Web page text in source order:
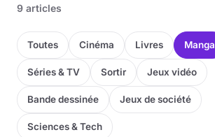
9 articles
Toutes Cinéma Livres Manga
Séries & TV Sortir Jeux vidéo
Bande dessinée Jeux de société
Sciences & Tech